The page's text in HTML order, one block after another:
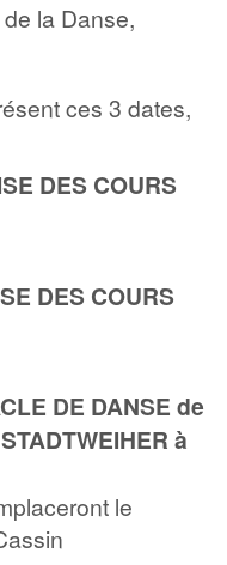
la Danse,
ces 3 dates,
DES COURS
DES COURS
DE DANSE de
à
le